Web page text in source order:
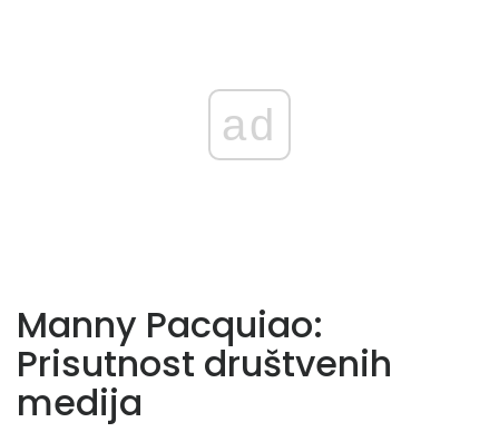
ad
Manny Pacquiao:
Prisutnost društvenih
medija